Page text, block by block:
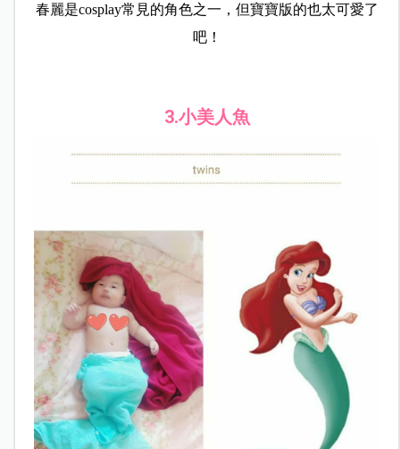
春麗是cosplay常見的角色之一，但寶寶版的也太可愛了
吧！
3.小美人魚